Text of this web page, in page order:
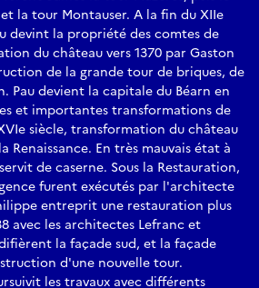
la tour Montauser. A la fin du XIIe
devint la propriété des comtes de
du château vers 1370 par Gaston
de la grande tour de briques, de
Pau devient la capitale du Béarn en
et importantes transformations de
siècle, transformation du château
Renaissance. En très mauvais état à
de caserne. Sous la Restauration,
furent exécutés par l'architecte
entreprit une restauration plus
avec les architectes Lefranc et
la façade sud, et la façade
d'une nouvelle tour.
les travaux avec différents